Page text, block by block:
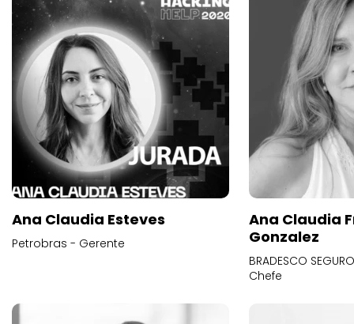
Ana Claudia Esteves
Petrobras - Gerente
Ana Claudia
Gonzalez
BRADESCO
Chefe